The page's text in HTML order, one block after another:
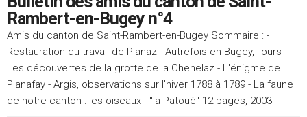
Rambert-en-Bugey n°4
Amis du canton de Saint-Rambert-en-Bugey Sommaire : -
Restauration du travail de Planaz - Autrefois en Bugey, l'ours -
Les découvertes de la grotte de la Chenelaz - L'énigme de
Planafay - Argis, observations sur l'hiver 1788 à 1789 - La faune
de notre canton : les oiseaux - "la Patouè" 12 pages, 2003